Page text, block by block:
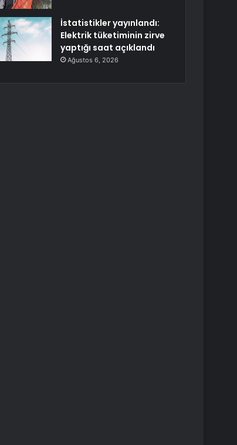
İstatistikler yayınlandı:
Elektrik tüketiminin zirve
yaptığı saat açıklandı
Ağustos 6, 2026